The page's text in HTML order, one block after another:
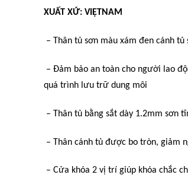
XUẤT XỨ: VIỆTNAM
– Thân tủ sơn màu xám đen cánh tủ
– Đảm bảo an toàn cho người lao
quá trình lưu trữ dung môi
– Thân tủ bằng sắt dày 1.2mm sơn
– Thân cánh tủ được bo tròn, giảm
– Cửa khóa 2 vị trí giúp khóa chắc